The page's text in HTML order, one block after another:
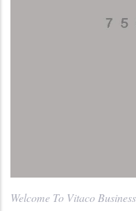
Welcome To Vitaco